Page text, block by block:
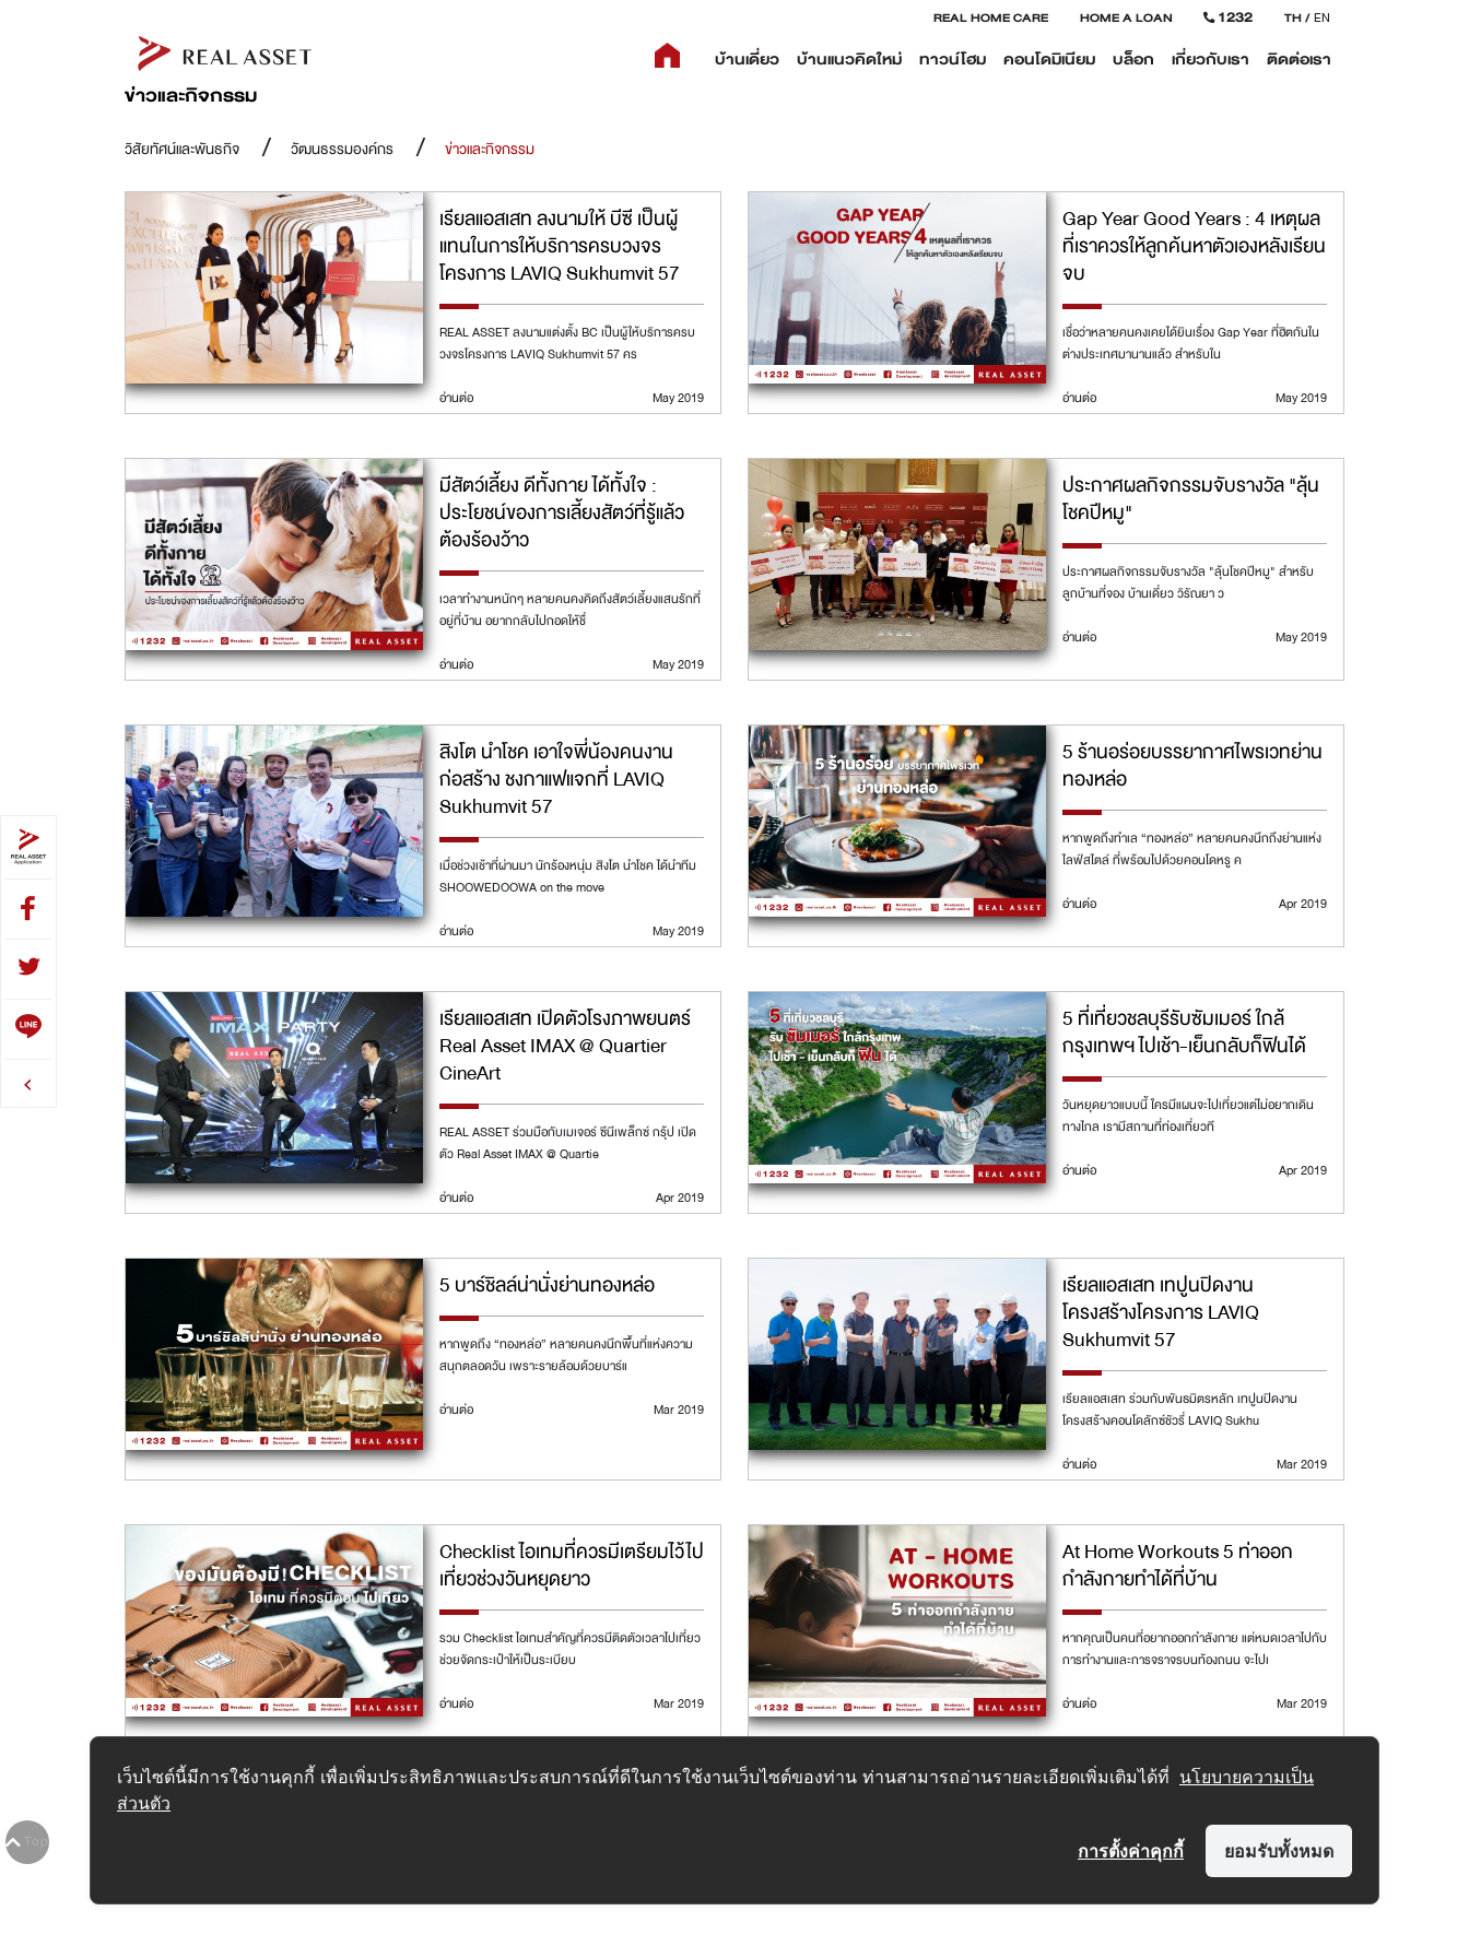
REAL HOME CARE HOME A LOAN 1232 TH/EN
บ้านเดี่ยว บ้านแนวคิดใหม่ ทาวน์โฮม คอนโดมิเนียม บล็อก เกี่ยวกับเรา ติดต่อเรา
Top
ข่าวและกิจกรรม
วิสัยทัศน์และพันธกิจ วัฒนธรรมองค์กร ข่าวและกิจกรรม
เรียลแอสเสท ลงนามให้ บีซี เป็นผู้
แทนในการให้บริการครบวงจร
โครงการ LAVIQ Sukhumvit 57
REAL ASSET ลงนามแต่งตั้ง BC เป็นผู้ให้บริการครบ
วงจรโครงการ LAVIQ Sukhumvit 57 คร
May 2019
อ่านต่อ
Gap Year Good Years : 4 เหตุผล
ที่เราควรให้ลูกค้นหาตัวเองหลังเรียน
จบ
เชื่อว่าหลายคนคงเคยได้ยินเรื่อง Gap Year ที่ฮิตกันใน
ต่างประเทศมานานแล้ว สำหรับใน
May 2019
อ่านต่อ
มีสัตว์เลี้ยง ดีทั้งกาย ได้ทั้งใจ :
ประโยชน์ของการเลี้ยงสัตว์ที่รู้แล้ว
ต้องร้องว้าว
เวลาทำงานหนักๆ หลายคนคงคิดถึงสัตว์เลี้ยงแสนรักที่
อยู่ที่บ้าน อยากกลับไปกอดให้ชื่
May 2019
อ่านต่อ
ประกาศผลกิจกรรมจับรางวัล "ลุ้น
โชคปีหมู"
ประกาศผลกิจกรรมจับรางวัล "ลุ้นโชคปีหมู" สำหรับ
ลูกบ้านที่จอง บ้านเดี่ยว วิรัณยา ว
May 2019
อ่านต่อ
สิงโต นำโชค เอาใจพี่น้องคนงาน
ก่อสร้าง ชงกาแฟแจกที่ LAVIQ
Sukhumvit 57
เมื่อช่วงเช้าที่ผ่านมา นักร้องหนุ่ม สิงโต นำโชค ได้นำทีม
SHOOWEDOOWA on the move
May 2019
อ่านต่อ
5 ร้านอร่อยบรรยากาศไพรเวทย่าน
ทองหล่อ
หากพูดถึงทำเล “ทองหล่อ” หลายคนคงนึกถึงย่านแห่ง
ไลฟ์สไตล์ ที่พร้อมไปด้วยคอนโดหรู ค
Apr 2019
อ่านต่อ
เรียลแอสเสท เปิดตัวโรงภาพยนตร์
Real Asset IMAX @ Quartier
CineArt
REAL ASSET ร่วมมือกับเมเจอร์ ซีนีเพล็กซ์ กรุ้ป เปิด
ตัว Real Asset IMAX @ Quartie
Apr 2019
อ่านต่อ
5 ที่เที่ยวชลบุรีรับซัมเมอร์ ใกล้
กรุงเทพฯ ไปเช้า-เย็นกลับก็ฟินได้
วันหยุดยาวแบบนี้ ใครมีแผนจะไปเที่ยวแต่ไม่อยากเดิน
ทางไกล เรามีสถานที่ท่องเที่ยวที
Apr 2019
อ่านต่อ
5 บาร์ชิลล์น่านั่งย่านทองหล่อ
หากพูดถึง “ทองหล่อ” หลายคนคงนึกพื้นที่แห่งความ
สนุกตลอดวัน เพราะรายล้อมด้วยบาร์แ
Mar 2019
อ่านต่อ
เรียลแอสเสท เทปูนปิดงาน
โครงสร้างโครงการ LAVIQ
Sukhumvit 57
เรียลแอสเสท ร่วมกับพันธมิตรหลัก เทปูนปิดงาน
โครงสร้างคอนโดลักซ์ชัวรี่ LAVIQ Sukhu
Mar 2019
อ่านต่อ
Checklist ไอเทมที่ควรมีเตรียมไว้ไป
เที่ยวช่วงวันหยุดยาว
รวม Checklist ไอเทมสำคัญที่ควรมีติดตัวเวลาไปเที่ยว
ช่วยจัดกระเป๋าให้เป็นระเบียบ
Mar 2019
อ่านต่อ
At Home Workouts 5 ท่าออก
กำลังกายทำได้ที่บ้าน
หากคุณเป็นคนที่อยากออกกำลังกาย แต่หมดเวลาไปกับ
การทำงานและการจราจรบนท้องถนน จะไปเ
Mar 2019
อ่านต่อ
1 2
เว็บไซต์นี้มีการใช้งานคุกกี้ เพื่อเพิ่มประสิทธิภาพและประสบการณ์ที่ดีในการใช้งานเว็บไซต์ของท่าน ท่านสามารถอ่านรายละเอียดเพิ่มเติมได้ที่ นโยบายความเป็น
ส่วนตัว
ยอมรับทั้งหมด
การตั้งค่าคุกกี้